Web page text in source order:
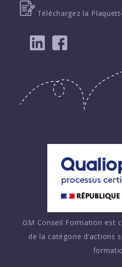
Téléchargez la
GM Conseil Formation est
de la catégorie d’actions